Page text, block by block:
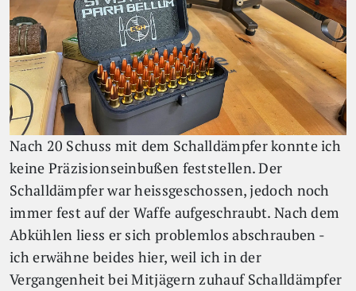
Nach 20 Schuss mit dem Schalldämpfer konnte ich
keine Präzisionseinbußen feststellen. Der
Schalldämpfer war heissgeschossen, jedoch noch
immer fest auf der Waffe aufgeschraubt. Nach dem
Abkühlen liess er sich problemlos abschrauben -
ich erwähne beides hier, weil ich in der
Vergangenheit bei Mitjägern zuhauf Schalldämpfer